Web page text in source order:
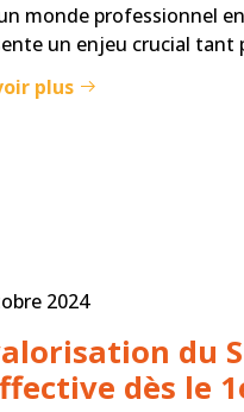
monde professionnel
un enjeu crucial
plus
2024
du
dès le